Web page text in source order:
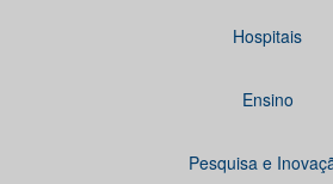
Hospitais
Ensino
Pesquisa e